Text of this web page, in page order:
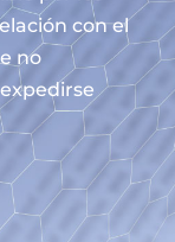
con el
no